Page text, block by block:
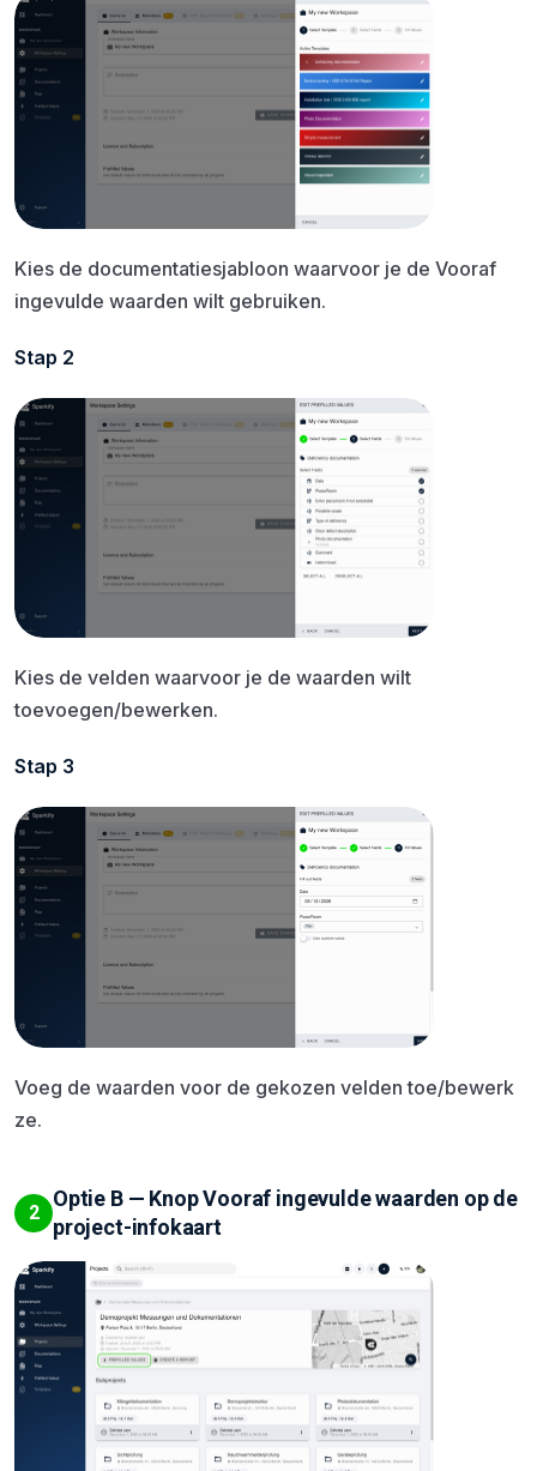
Kies de documentatiesjabloon waarvoor je de Vooraf
ingevulde waarden wilt gebruiken.
Stap 2
Kies de velden waarvoor je de waarden wilt
toevoegen/bewerken.
Stap 3
Voeg de waarden voor de gekozen velden toe/bewerk
ze.
2
Optie B — Knop Vooraf ingevulde waarden op de
project-infokaart